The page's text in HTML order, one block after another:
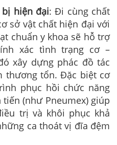
hiện đại: Đi cùng chất
sở vật chất hiện đại với
chuẩn y khoa sẽ hỗ trợ
xác tình trạng cơ –
xây dựng phác đồ tác
thương tổn. Đặc biệt cơ
phục hồi chức năng
(như Pneumex) giúp
trị và khôi phục khả
ca thoát vị đĩa đệm